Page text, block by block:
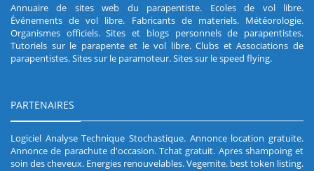
Annuaire de sites web du parapentiste. Ecoles de vol libre.
Événements de vol libre. Fabricants de materiels. Météorologie.
Organismes officiels.Sites et blogs personnels de parapentistes.
Tutoriels sur le parapente et le vol libre.Clubs et Associations de
parapentistes.Sites sur le paramoteur.Sites sur le speed flying.
PARTENAIRES
Logiciel Analyse Technique Stochastique. Annonce location gratuite.
Annonce de parachute d'occasion. Tchat gratuit. Apres shampoing et
soin des cheveux. Energies renouvelables.Vegemite. best token listing.